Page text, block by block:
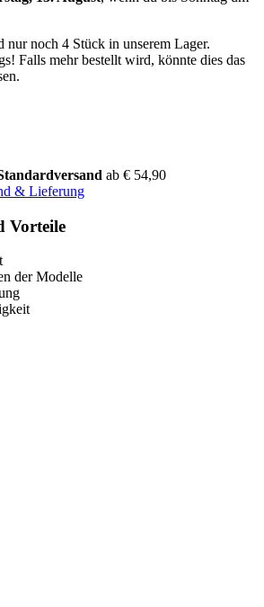
nur noch 4 Stück in unserem Lager.
Falls mehr bestellt wird, könnte dies das
ab € 54,90
& Lieferung
Vorteile
der Modelle